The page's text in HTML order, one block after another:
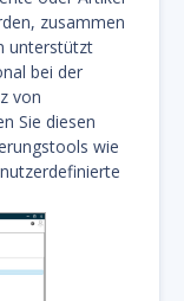
zusammen
unterstützt
bei der
von
Sie diesen
wie